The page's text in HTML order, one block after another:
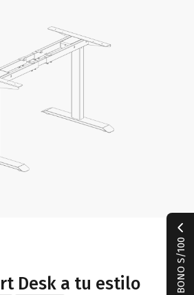
Desk a tu estilo BONO S/100